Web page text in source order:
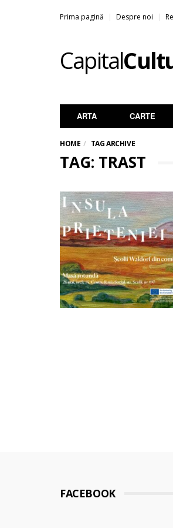
Prima pagină Despre noi
Capital
ARTA CARTE
HOME TAG ARCHIVE
TAG: TRAST
FACEBOOK